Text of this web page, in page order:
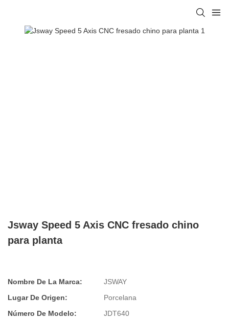
Jsway Speed ​​5 Axis CNC fresado chino
para planta
Nombre De La Marca:
JSWAY
Lugar De Origen:
Porcelana
Número De Modelo:
JDT640